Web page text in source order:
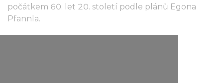
počátkem 60. let 20. století podle plánů Egona
Pfannla.